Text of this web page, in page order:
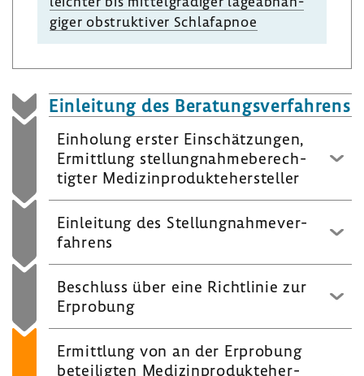
giger obstruk­tiver Schlaf­apnoe
Einlei­tung des Bera­tungs­ver­fah­rens
Einho­lung erster Einschät­zungen,
Ermitt­lung stel­lung­nah­me­be­rech­
tigter Medi­zin­pro­dukte­her­steller
Einlei­tung des Stel­lung­nah­me­ver­
fah­rens
Beschluss über eine Richt­linie zur
Erpro­bung
Ermitt­lung von an der Erpro­bung
betei­ligten Medi­zin­pro­dukte­her­